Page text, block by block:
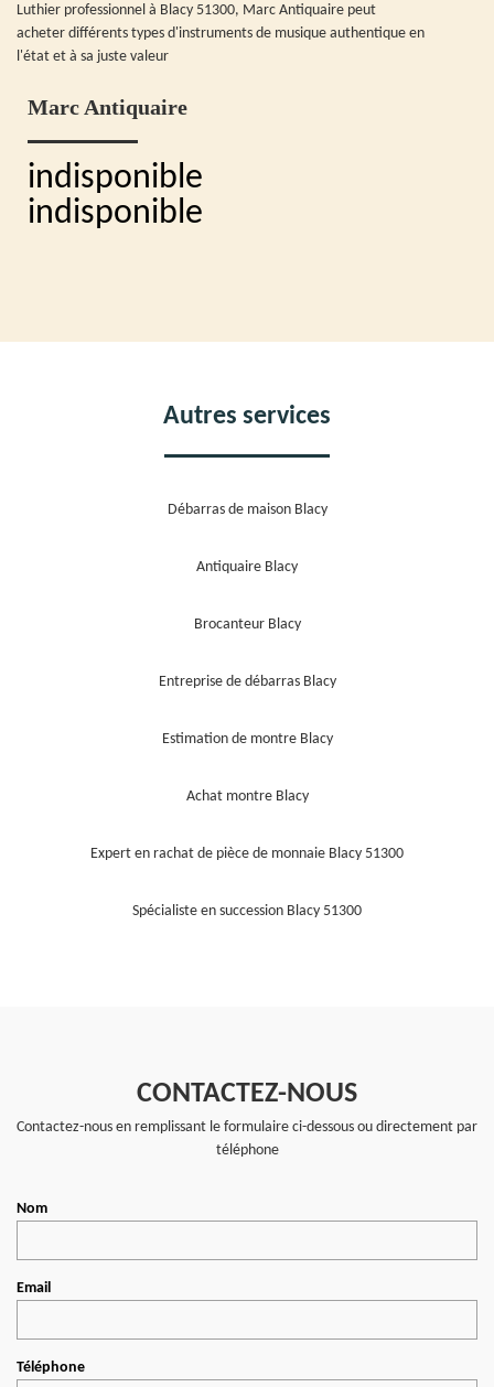
Luthier professionnel à Blacy 51300, Marc Antiquaire peut
acheter différents types d'instruments de musique authentique en
l'état et à sa juste valeur
Marc Antiquaire
indisponible
indisponible
Autres services
Débarras de maison Blacy
Antiquaire Blacy
Brocanteur Blacy
Entreprise de débarras Blacy
Estimation de montre Blacy
Achat montre Blacy
Expert en rachat de pièce de monnaie Blacy 51300
Spécialiste en succession Blacy 51300
CONTACTEZ-NOUS
Contactez-nous en remplissant le formulaire ci-dessous ou directement par
téléphone
Nom
Email
Téléphone